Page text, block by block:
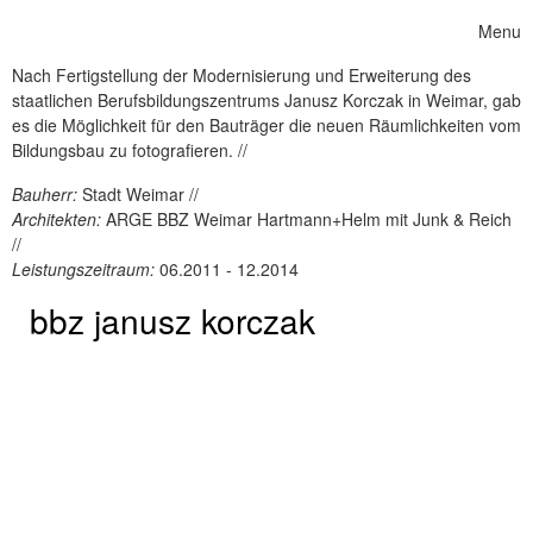
Menu
Nach Fertigstellung der Modernisierung und Erweiterung des
staatlichen Berufsbildungszentrums Janusz Korczak in Weimar, gab
es die Möglichkeit für den Bauträger die neuen Räumlichkeiten vom
Bildungsbau zu fotografieren. //
Bauherr: Stadt Weimar //
Architekten: ARGE BBZ Weimar Hartmann+Helm mit Junk & Reich
//
Leistungszeitraum: 06.2011 - 12.2014
bbz janusz korczak